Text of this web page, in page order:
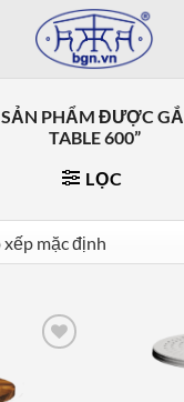
SẢN PHẨM ĐƯỢC
TABLE 600”
LỌC